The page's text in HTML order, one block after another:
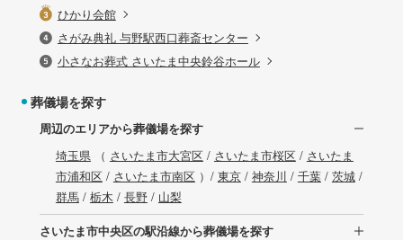
ひかり会館
さがみ典礼 与野駅西口葬斎センター
小さなお葬式 さいたま中央鈴谷ホール
葬儀場を探す
周辺のエリアから葬儀場を探す
埼玉県 （ さいたま市大宮区 / さいたま市桜区 / さいたま
市浦和区 / さいたま市南区 ）/ 東京/ 神奈川 / 千葉/ 茨城/
群馬/ 栃木 / 長野/ 山梨
さいたま市中央区の駅沿線から葬儀場を探す